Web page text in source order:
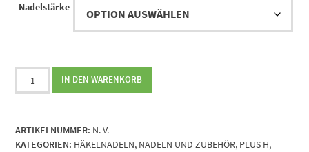
Nadelstärke
Garnhäkelnadeln,
Record,
Griff
Menge
IN DEN WARENKORB
ARTIKELNUMMER: N. V.
KATEGORIEN: HÄKELNADELN, NADELN UND ZUBEHÖR, PLUS H,